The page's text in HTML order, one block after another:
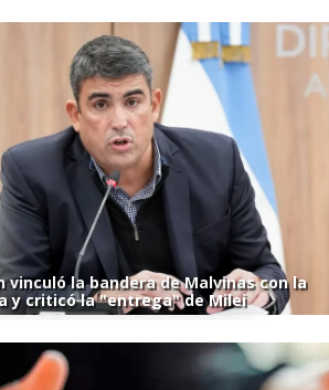
vinculó la bandera de Malvinas con la
y criticó la "entrega" de Milei